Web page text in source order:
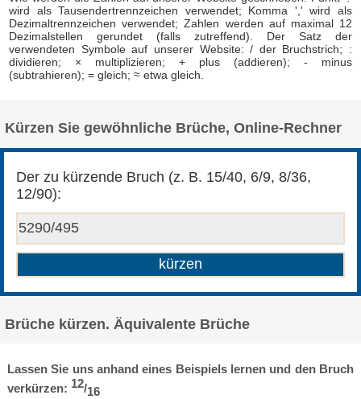
wird als Tausendertrennzeichen verwendet; Komma ',' wird als
Dezimaltrennzeichen verwendet; Zahlen werden auf maximal 12
Dezimalstellen gerundet (falls zutreffend). Der Satz der
verwendeten Symbole auf unserer Website: / der Bruchstrich; :
dividieren; × multiplizieren; + plus (addieren); - minus
(subtrahieren); = gleich; ≈ etwa gleich.
Kürzen Sie gewöhnliche Brüche, Online-Rechner
Der zu kürzende Bruch (z. B. 15/40, 6/9, 8/36,
12/90):
Brüche kürzen. Äquivalente Brüche
Lassen Sie uns anhand eines Beispiels lernen und den Bruch
verkürzen: 12/16